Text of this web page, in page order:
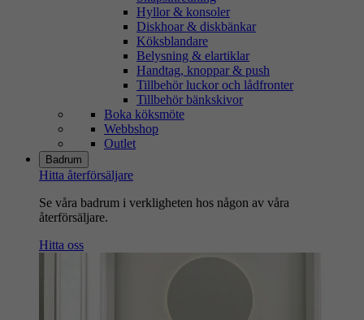
Hyllor & konsoler
Diskhoar & diskbänkar
Köksblandare
Belysning & elartiklar
Handtag, knoppar & push
Tillbehör luckor och lådfronter
Tillbehör bänkskivor
Boka köksmöte
Webbshop
Outlet
Badrum
Hitta återförsäljare
Se våra badrum i verkligheten hos någon av våra
återförsäljare.
Hitta oss